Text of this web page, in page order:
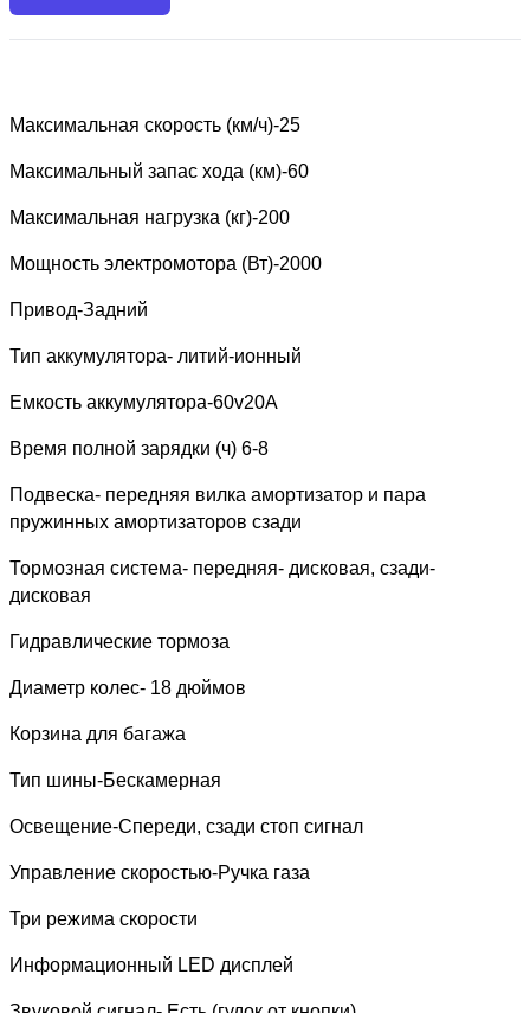
Максимальная скорость (км/ч)-25
Максимальный запас хода (км)-60
Максимальная нагрузка (кг)-200
Мощность электромотора (Вт)-2000
Привод-Задний
Тип аккумулятора- литий-ионный
Емкость аккумулятора-60v20A
Время полной зарядки (ч) 6-8
Подвеска- передняя вилка амортизатор и пара
пружинных амортизаторов сзади
Тормозная система- передняя- дисковая, сзади-
дисковая
Гидравлические тормоза
Диаметр колес- 18 дюймов
Корзина для багажа
Тип шины-Бескамерная
Освещение-Спереди, сзади стоп сигнал
Управление скоростью-Ручка газа
Три режима скорости
Информационный LED дисплей